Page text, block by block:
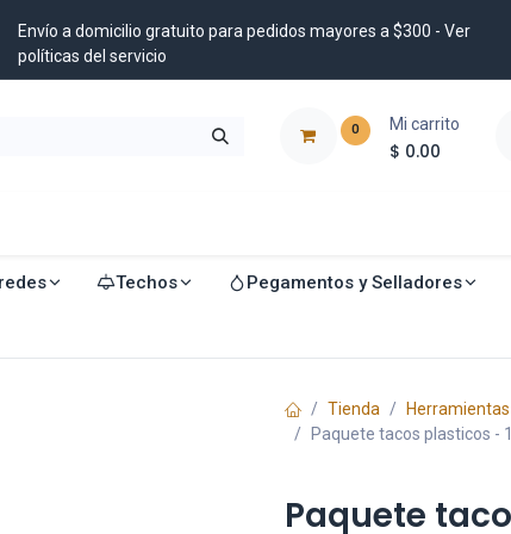
Envío a domicilio gratuito para pedidos mayores a $300 - Ver
políticas del servicio
0 Mi carrito
$ 0.00
Techos Pegamentos y Selladores
Tienda
Paquete tacos plasticos -
Paquete